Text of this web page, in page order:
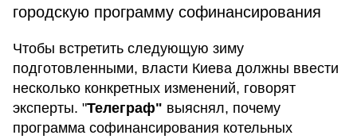
городскую программу софинансирования
Чтобы встретить следующую зиму
подготовленными, власти Киева должны ввести
несколько конкретных изменений, говорят
эксперты. "Телеграф" выяснял, почему
программа софинансирования котельных